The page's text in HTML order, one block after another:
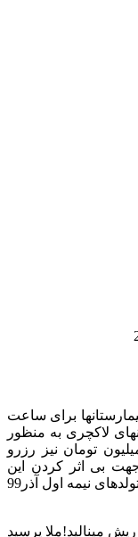
برای ساعت
انجام زایمانهای لاکچری به منظور
تومان نیز رزرو
بی اثر کردن این
اقدام لاکچریان اعلام نموده اند که همه تاریخ تولدهای نیمه اول آذر99
مینالید!ملا پرسید